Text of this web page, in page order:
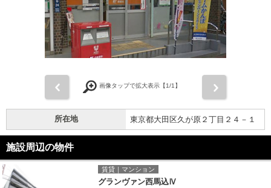
画像タップで拡大表示【1/1】
所在地 東京都大田区久が原２丁目２４－１
施設周辺の物件
賃貸｜マンション
グランヴァン西馬込Ⅳ